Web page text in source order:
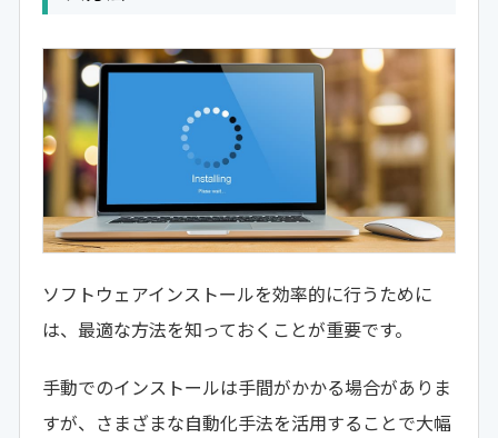
ソフトウェアインストールを効率的に行うために
は、最適な方法を知っておくことが重要です。
手動でのインストールは手間がかかる場合がありま
すが、さまざまな自動化手法を活用することで大幅